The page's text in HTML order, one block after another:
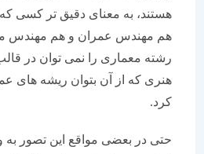
هستند، به معنای دقیق تر کسی که
هم مهندس عمران و هم مهندس معمار
رشته معماری را نمی توان در قالب یک
هنری که از آن بتوان ریشه های عمیق
حتی در بعضی مواقع این تصور به وجود